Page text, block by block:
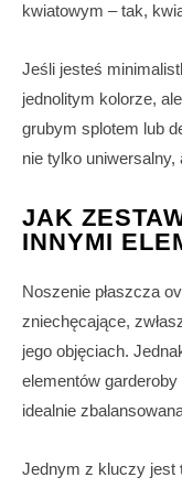
kwiatowym – tak,
Jeśli jesteś
jednolitym kolorze,
grubym splotem lub
nie tylko
JAK
INNYMI
Noszenie płaszcza
zniechęcające,
jego objęciach.
elementów
idealnie
Jednym z kluczy jest